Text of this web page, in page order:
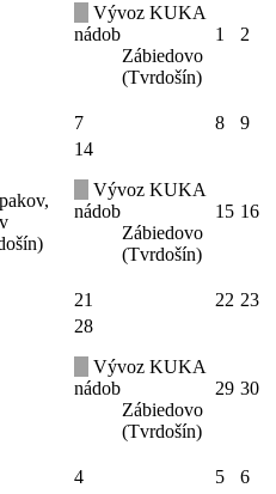
Vývoz KUKA
nádob
Zábiedovo
(Tvrdošín)
1 2
7 8 9
14
Vývoz KUKA
nádob
Zábiedovo
(Tvrdošín)
15 16
21 22 23
28
Vývoz KUKA
nádob
Zábiedovo
(Tvrdošín)
29 30
4 5
6